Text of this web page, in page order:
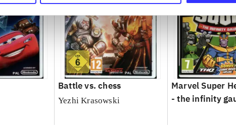
Battle vs. chess
Yezhi Krasowski
Marvel Super
- the infinity